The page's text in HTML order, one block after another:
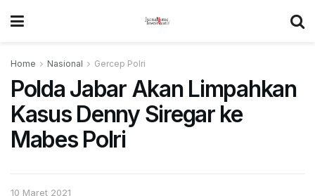
Home Nasional Gercep Polri
Polda Jabar Akan Limpahkan
Kasus Denny Siregar ke
Mabes Polri
10 Maret 2021